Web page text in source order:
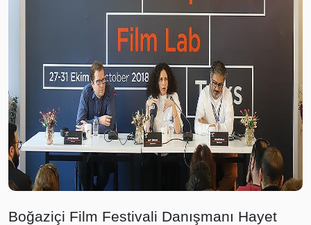
Boğaziçi Film Festivali Danışmanı Hayet